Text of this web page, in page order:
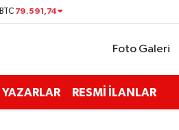
BTC 79.591,74
Foto Galeri
YAZARLAR RESMİ İLANLAR